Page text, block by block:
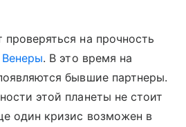
на прочность
. В это время на
бывшие партнеры.
этой планеты не стоит
один кризис возможен в